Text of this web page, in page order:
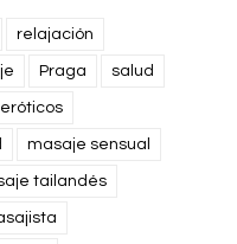
relajación
Praga salud
masaje sensual
tailandés